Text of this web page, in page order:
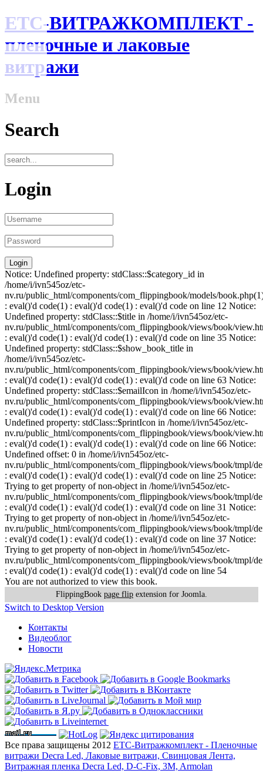
ЕТС-ВИТРАЖКОМПЛЕКТ -
пленочные и лаковые
витражи
Menu
Search
Login
Notice: Undefined property: stdClass::$category_id in
/home/i/ivn545oz/etc-
nv.ru/public_html/components/com_flippingbook/models/
: eval()'d code(1) : eval()'d code(1) : eval()'d code on line 12 Notice:
Undefined property: stdClass::$title in /home/i/ivn545oz/etc-
nv.ru/public_html/components/com_flippingbook/views/book/
: eval()'d code(1) : eval()'d code(1) : eval()'d code on line 35 Notice:
Undefined property: stdClass::$show_book_title in
/home/i/ivn545oz/etc-
nv.ru/public_html/components/com_flippingbook/views/book/
: eval()'d code(1) : eval()'d code(1) : eval()'d code on line 63 Notice:
Undefined property: stdClass::$emailIcon in /home/i/ivn545oz/etc-
nv.ru/public_html/components/com_flippingbook/views/book/
: eval()'d code(1) : eval()'d code(1) : eval()'d code on line 66 Notice:
Undefined property: stdClass::$printIcon in /home/i/ivn545oz/etc-
nv.ru/public_html/components/com_flippingbook/views/book/
: eval()'d code(1) : eval()'d code(1) : eval()'d code on line 66 Notice:
Undefined offset: 0 in /home/i/ivn545oz/etc-
nv.ru/public_html/components/com_flippingbook/views/book/tmpl/
: eval()'d code(1) : eval()'d code(1) : eval()'d code on line 25 Notice:
Trying to get property of non-object in /home/i/ivn545oz/etc-
nv.ru/public_html/components/com_flippingbook/views/book/tmpl/
: eval()'d code(1) : eval()'d code(1) : eval()'d code on line 31 Notice:
Trying to get property of non-object in /home/i/ivn545oz/etc-
nv.ru/public_html/components/com_flippingbook/views/book/tmpl/
: eval()'d code(1) : eval()'d code(1) : eval()'d code on line 37 Notice:
Trying to get property of non-object in /home/i/ivn545oz/etc-
nv.ru/public_html/components/com_flippingbook/views/book/tmpl/
: eval()'d code(1) : eval()'d code(1) : eval()'d code on line 54
You are not authorized to view this book.
FlippingBook page flip extension for Joomla.
Switch to Desktop Version
Контакты
Видеоблог
Новости
Все права защищены 2012 ЕТС-Витражкомплект - Пленочные
витражи Decra Led, Лаковые витражи, Свинцовая Лента,
Витражная пленка Decra Led, D-C-Fix, 3M, Armolan